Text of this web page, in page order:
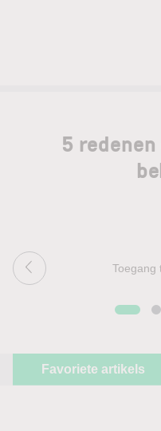
5 redenen
Toegang
Favoriete artikels